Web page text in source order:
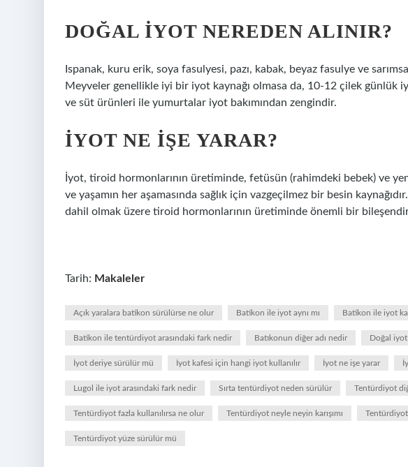
DOĞAL IYOT NEREDEN ALINIR?
Ispanak, kuru erik, soya fasulyesi, pazı, kabak, beyaz fasulye ve
Meyveler genellikle iyi bir iyot kaynağı olmasa da, 10-12 çilek günlük
ve süt ürünleri ile yumurtalar iyot bakımından zengindir.
İYOT NE IŞE YARAR?
İyot, tiroid hormonlarının üretiminde, fetüsün (rahimdeki bebek) ve
ve yaşamın her aşamasında sağlık için vazgeçilmez bir besin
dahil olmak üzere tiroid hormonlarının üretiminde önemli bir
Tarih: Makaleler
Açık yaralara batikon sürülürse ne olur Batikon ile iyot aynı mı Batikon ile iyot
Batikon ile tentürdiyot arasındaki fark nedir Batıkonun diğer adı nedir Doğal iyot
İyot deriye sürülür mü İyot kafesi için hangi iyot kullanılır İyot ne işe yarar
Lugol ile iyot arasındaki fark nedir Sırta tentürdiyot neden sürülür Tentürdiyot
Tentürdiyot fazla kullanılırsa ne olur Tentürdiyot neyle neyin karışımı Tentürdiyot
Tentürdiyot yüze sürülür mü